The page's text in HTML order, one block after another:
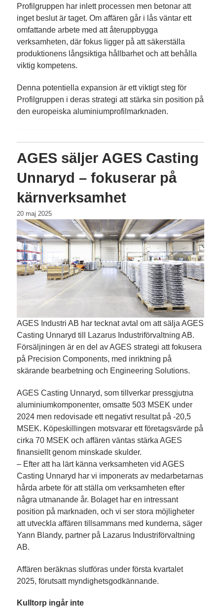
Profilgruppen har inlett processen men betonar att
inget beslut är taget. Om affären går i lås väntar ett
omfattande arbete med att återuppbygga
verksamheten, där fokus ligger på att säkerställa
produktionens långsiktiga hållbarhet och att behålla
viktig kompetens.
Denna potentiella expansion är ett viktigt steg för
Profilgruppen i deras strategi att stärka sin position på
den europeiska aluminiumprofilmarknaden.
AGES säljer AGES Casting
Unnaryd – fokuserar på
kärnverksamhet
20 maj 2025
AGES Industri AB har tecknat avtal om att sälja AGES
Casting Unnaryd till Lazarus Industriförvaltning AB.
Försäljningen är en del av AGES strategi att fokusera
på Precision Components, med inriktning på
skärande bearbetning och Engineering Solutions.
AGES Casting Unnaryd, som tillverkar pressgjutna
aluminiumkomponenter, omsatte 503 MSEK under
2024 men redovisade ett negativt resultat på -20,5
MSEK. Köpeskillingen motsvarar ett företagsvärde på
cirka 70 MSEK och affären väntas stärka AGES
finansiellt genom minskade skulder.
– Efter att ha lärt känna verksamheten vid AGES
Casting Unnaryd har vi imponerats av medarbetarnas
hårda arbete för att ställa om verksamheten efter
några utmanande år. Bolaget har en intressant
position på marknaden, och vi ser stora möjligheter
att utveckla affären tillsammans med kunderna, säger
Yann Blandy, partner på Lazarus Industriförvaltning
AB.
Affären beräknas slutföras under första kvartalet
2025, förutsatt myndighetsgodkännande.
Kulltorp ingår inte